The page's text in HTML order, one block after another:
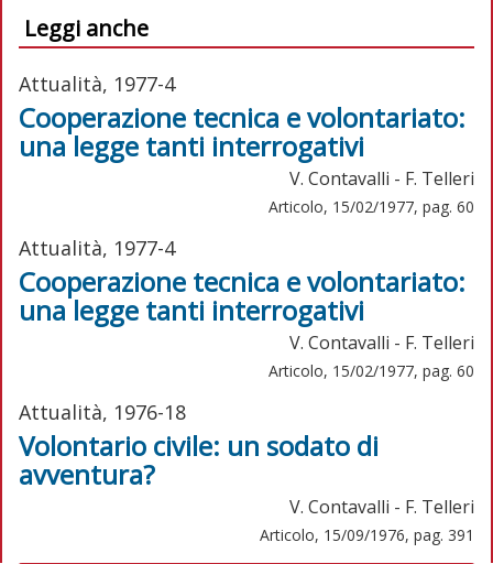
Leggi anche
Attualità, 1977-4
Cooperazione tecnica e volontariato:
una legge tanti interrogativi
V. Contavalli - F. Telleri
Articolo, 15/02/1977, pag. 60
Attualità, 1977-4
Cooperazione tecnica e volontariato:
una legge tanti interrogativi
V. Contavalli - F. Telleri
Articolo, 15/02/1977, pag. 60
Attualità, 1976-18
Volontario civile: un sodato di
avventura?
V. Contavalli - F. Telleri
Articolo, 15/09/1976, pag. 391